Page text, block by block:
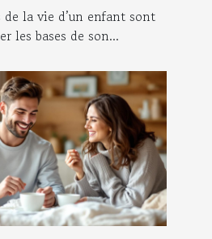
de la vie d’un enfant sont
les bases de son...